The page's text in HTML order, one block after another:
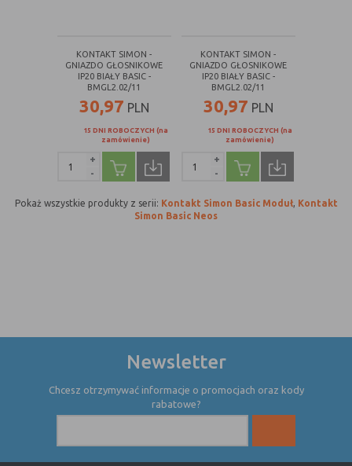
KONTAKT SIMON -
GNIAZDO GŁOSNIKOWE
IP20 BIAŁY BASIC -
BMGL2.02/11
30,97 PLN
15 DNI ROBOCZYCH (na
zamówienie)
-
+
KONTAKT SIMON -
GNIAZDO GŁOSNIKOWE
IP20 BIAŁY BASIC -
BMGL2.02/11
30,97 PLN
15 DNI ROBOCZYCH (na
zamówienie)
-
+
Pokaż wszystkie produkty z serii: Kontakt Simon Basic Moduł, Kontakt
Simon Basic Neos
Newsletter
Chcesz otrzymywać informacje o promocjach oraz kody
rabatowe?